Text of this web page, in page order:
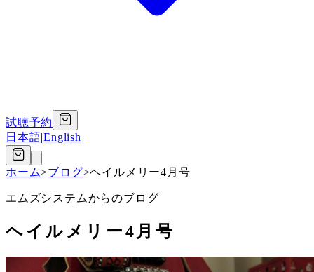
試聴予約
日本語|English
ホーム>ブログ>ヘイルメリー4月号
エムズシステムからのブログ
ヘイルメリー4月号